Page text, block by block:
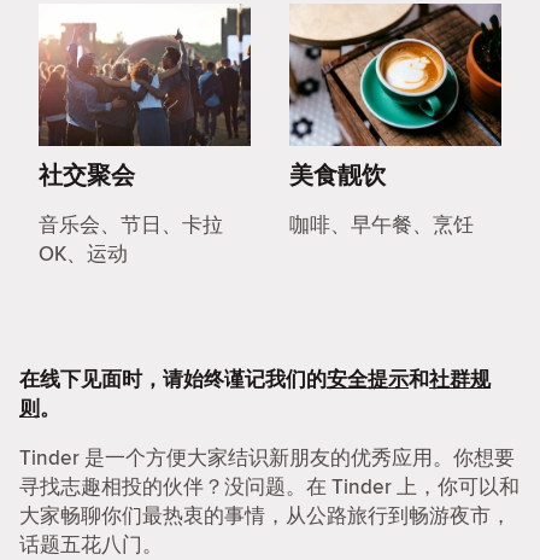
社交聚会
音乐会、节日、卡拉
OK、运动
美食靓饮
咖啡、早午餐、烹饪
在线下见面时，请始终谨记我们的安全提示和社群规
则。
Tinder 是一个方便大家结识新朋友的优秀应用。你想要
寻找志趣相投的伙伴？没问题。在 Tinder 上，你可以和
大家畅聊你们最热衷的事情，从公路旅行到畅游夜市，
话题五花八门。